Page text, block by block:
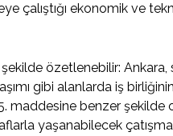
çalıştığı ekonomik ve
özetlenebilir:
gibi alanlarda iş
maddesine benzer
yaşanabilecek